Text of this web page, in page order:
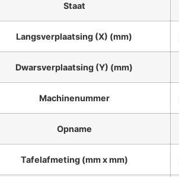
Staat
Langsverplaatsing (X) (mm)
Dwarsverplaatsing (Y) (mm)
Machinenummer
Opname
Tafelafmeting (mm x mm)